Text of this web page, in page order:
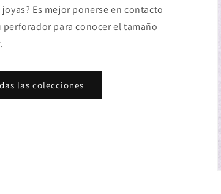
Es mejor ponerse en contacto
para conocer el tamaño
las colecciones